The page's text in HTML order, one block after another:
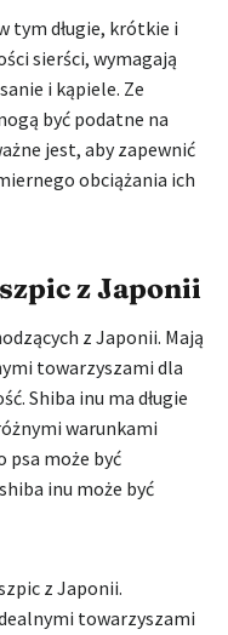
tym długie, krótkie i
sierści, wymagają
i kąpiele. Ze
być podatne na
jest, aby zapewnić
obciążania ich
z Japonii
z Japonii. Mają
towarzyszami dla
Shiba inu ma długie
warunkami
może być
inu może być
z Japonii.
towarzyszami